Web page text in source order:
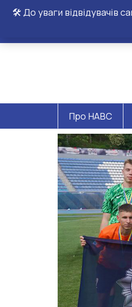
🛠️ До уваги відвідувачів
Про НАВС